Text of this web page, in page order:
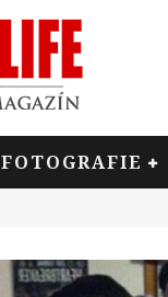
FOTOGRAFIE